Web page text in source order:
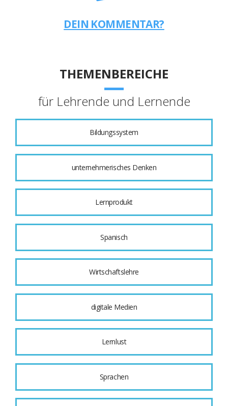
DEIN KOMMENTAR?
THEMENBEREICHE
für Lehrende und Lernende
Bildungssystem
unternehmerisches Denken
Lernprodukt
Spanisch
Wirtschaftslehre
digitale Medien
Lernlust
Sprachen